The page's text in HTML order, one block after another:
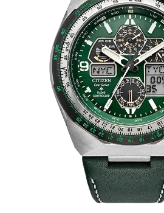
Авторизация
Каталог
Мужские часы
Женские часы
Скидки